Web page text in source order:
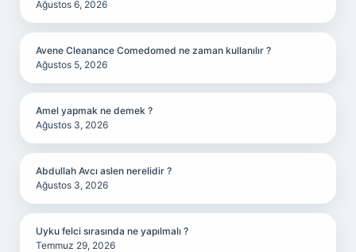
Ağustos 6, 2026
Avene Cleanance Comedomed ne zaman kullanılır ?
Ağustos 5, 2026
Amel yapmak ne demek ?
Ağustos 3, 2026
Abdullah Avcı aslen nerelidir ?
Ağustos 3, 2026
Uyku felci sırasında ne yapılmalı ?
Temmuz 29, 2026